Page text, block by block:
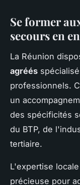
Se former
secours en
La Réunion
agréés
professionnels.
un
des spécificités
du BTP, de
tertiaire.
L'expertise
précieuse pour